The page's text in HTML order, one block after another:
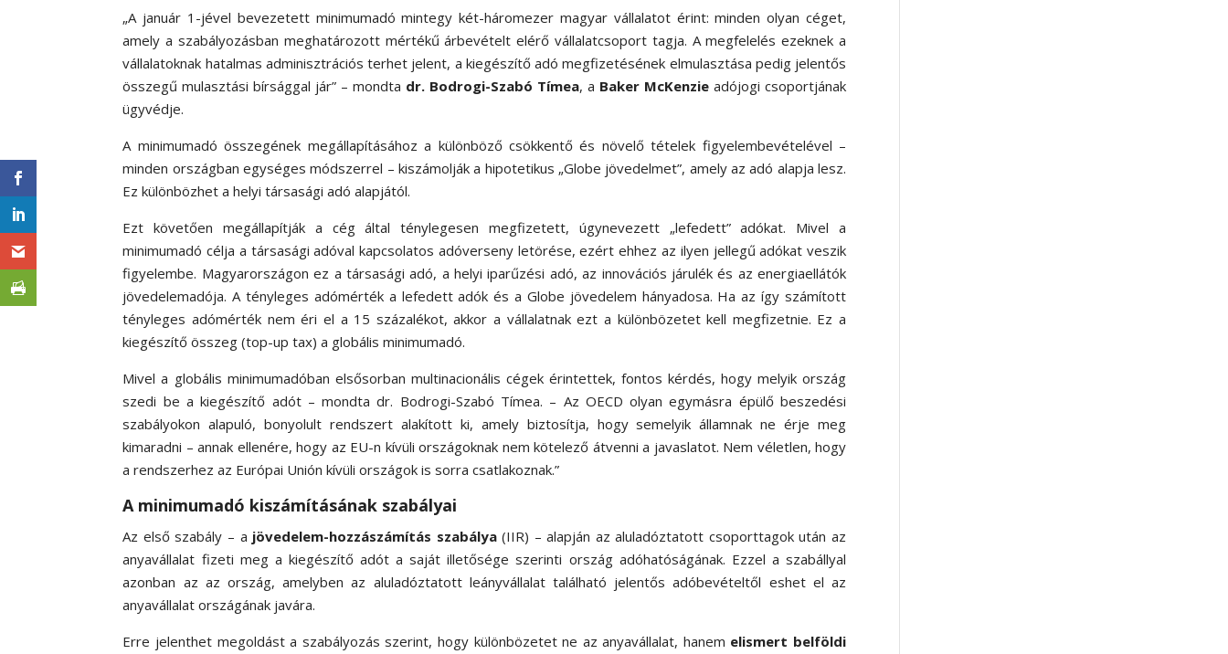
„A január 1-jével bevezetett minimumadó mintegy két-háromezer magyar vállalatot érint: minden olyan céget,
amely a szabályozásban meghatározott mértékű árbevételt elérő vállalatcsoport tagja. A megfelelés ezeknek a
vállalatoknak hatalmas adminisztrációs terhet jelent, a kiegészítő adó megfizetésének elmulasztása pedig jelentős
összegű mulasztási bírsággal jár” – mondta dr. Bodrogi-Szabó Tímea, a Baker McKenzie adójogi csoportjának
ügyvédje.
A minimumadó összegének megállapításához a különböző csökkentő és növelő tételek figyelembevételével –
minden országban egységes módszerrel – kiszámolják a hipotetikus „Globe jövedelmet”, amely az adó alapja lesz.
Ez különbözhet a helyi társasági adó alapjától.
Ezt követően megállapítják a cég által ténylegesen megfizetett, úgynevezett „lefedett” adókat. Mivel a
minimumadó célja a társasági adóval kapcsolatos adóverseny letörése, ezért ehhez az ilyen jellegű adókat veszik
figyelembe. Magyarországon ez a társasági adó, a helyi iparűzési adó, az innovációs járulék és az energiaellátók
jövedelemadója. A tényleges adómérték a lefedett adók és a Globe jövedelem hányadosa. Ha az így számított
tényleges adómérték nem éri el a 15 százalékot, akkor a vállalatnak ezt a különbözetet kell megfizetnie. Ez a
kiegészítő összeg (top-up tax) a globális minimumadó.
Mivel a globális minimumadóban elsősorban multinacionális cégek érintettek, fontos kérdés, hogy melyik ország
szedi be a kiegészítő adót – mondta dr. Bodrogi-Szabó Tímea. – Az OECD olyan egymásra épülő beszedési
szabályokon alapuló, bonyolult rendszert alakított ki, amely biztosítja, hogy semelyik államnak ne érje meg
kimaradni – annak ellenére, hogy az EU-n kívüli országoknak nem kötelező átvenni a javaslatot. Nem véletlen, hogy
a rendszerhez az Európai Unión kívüli országok is sorra csatlakoznak.”
A minimumadó kiszámításának szabályai
Az első szabály – a jövedelem-hozzászámítás szabálya (IIR) – alapján az aluladóztatott csoporttagok után az
anyavállalat fizeti meg a kiegészítő adót a saját illetősége szerinti ország adóhatóságának. Ezzel a szabállyal
azonban az az ország, amelyben az aluladóztatott leányvállalat található jelentős adóbevételtől eshet el az
anyavállalat országának javára.
Erre jelenthet megoldást a szabályozás szerint, hogy különbözetet ne az anyavállalat, hanem elismert belföldi